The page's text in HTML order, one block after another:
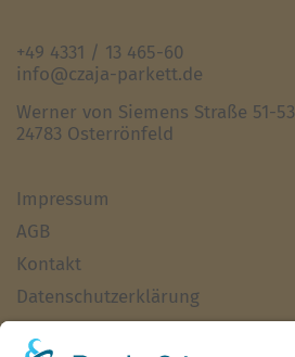
+49 4331 / 13 465-60
info@czaja-parkett.de
Werner von Siemens Straße 51-53
24783 Osterrönfeld
Impressum
AGB
Kontakt
Datenschutzerklärung